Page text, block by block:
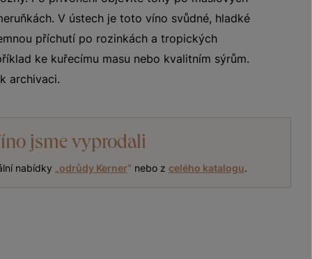
V ústech je toto víno svůdné, hladké
příchutí po rozinkách a tropických
ke kuřecímu masu nebo kvalitním sýrům.
archivaci.
jsme vyprodali
nabídky odrůdy Kerner“ nebo z celého katalogu.